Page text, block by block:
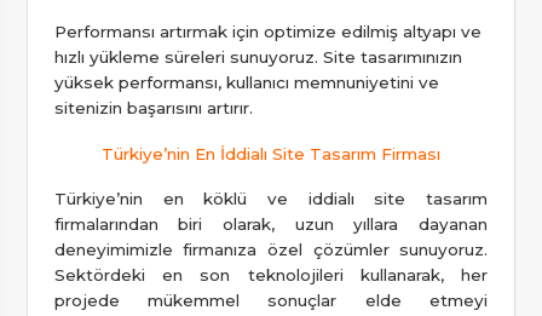
Performansı artırmak için optimize edilmiş altyapı ve
hızlı yükleme süreleri sunuyoruz. Site tasarımınızın
yüksek performansı, kullanıcı memnuniyetini ve
sitenizin başarısını artırır.
Türkiye’nin En İddialı Site Tasarım Firması
Türkiye’nin en köklü ve iddialı site tasarım
firmalarından biri olarak, uzun yıllara dayanan
deneyimimizle firmanıza özel çözümler sunuyoruz.
Sektördeki en son teknolojileri kullanarak, her
projede mükemmel sonuçlar elde etmeyi